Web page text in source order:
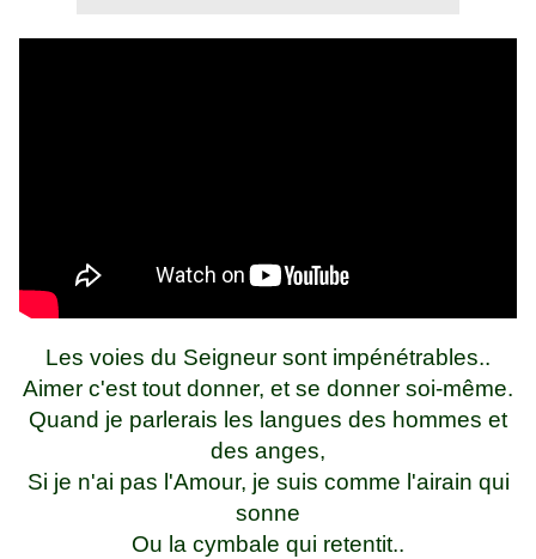
Les voies du Seigneur sont impénétrables..
Aimer c'est tout donner, et se donner soi-même.
Quand je parlerais les langues des hommes et
des anges,
Si je n'ai pas l'Amour, je suis comme l'airain qui
sonne
Ou la cymbale qui retentit..